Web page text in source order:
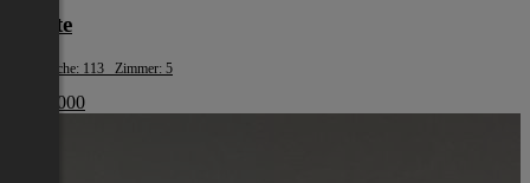
Reutte
Wohnfläche: 113 Zimmer: 5
€ 490 000